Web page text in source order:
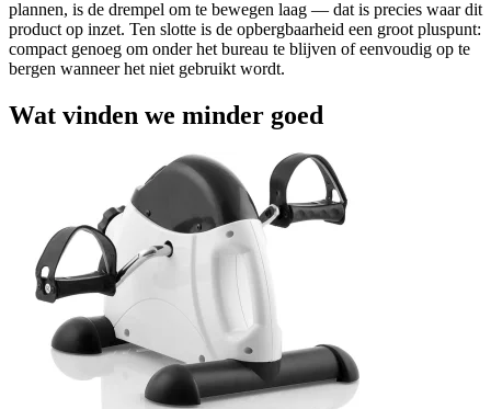
plannen, is de drempel om te bewegen laag — dat is precies waar dit
product op inzet. Ten slotte is de opbergbaarheid een groot pluspunt:
compact genoeg om onder het bureau te blijven of eenvoudig op te
bergen wanneer het niet gebruikt wordt.
Wat vinden we minder goed